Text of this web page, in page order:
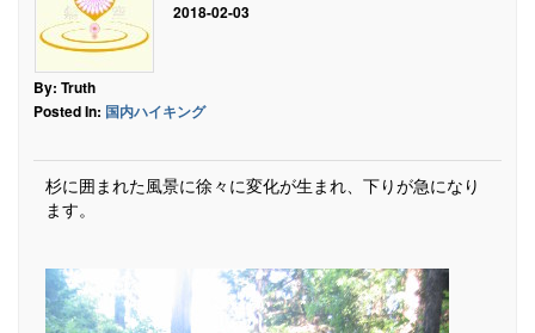
2018-02-03
By: Truth
Posted In: 国内ハイキング
杉に囲まれた風景に徐々に変化が生まれ、下りが急になり
ます。